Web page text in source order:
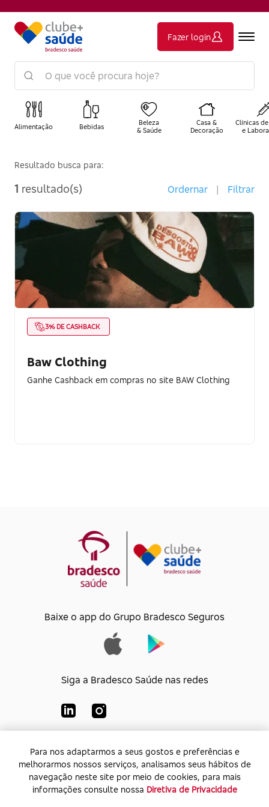
Fazer login
Alimentação Bebidas
Beleza
& Saúde
Casa &
Decoração
Clínicas
e
Resultado busca para:
1 resultado(s) Ordernar | Filtrar
3% DE CASHBACK
Baw Clothing
Ganhe Cashback em compras no site BAW Clothing
Para nos adaptarmos a seus gostos e preferências e
melhorarmos nossos serviços, analisamos seus hábitos de
navegação neste site por meio de cookies, para mais
informações consulte nossa Diretiva de Privacidade
Baixe o app do Grupo Bradesco Seguros
Siga a Bradesco Saúde nas redes
Bradesco Saúde S/A
CNPJ:92.693.118/0001-60
Endereço:
Av. Rio de Janeiro, 555 - Caju - Rio de
Janeiro - Rio de Janeiro - CEP: 20.931-675
Para nos adaptarmos a seus gostos e preferências e
melhorarmos nossos serviços, analisamos seus hábitos de
navegação neste site por meio de cookies, para mais
informações consulte nossa Diretiva de Privacidade